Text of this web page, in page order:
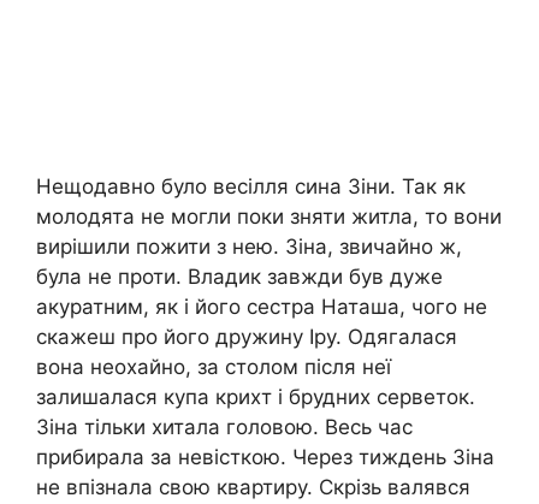
Нещодавно було весілля сина Зіни. Так як
молодята не могли поки зняти житла, то вони
вирішили пожити з нею. Зіна, звичайно ж,
була не проти. Владик завжди був дуже
акуратним, як і його сестра Наташа, чого не
скажеш про його дружину Іру. Одягалася
вона неохайно, за столом після неї
залишалася купа крихт і брудних серветок.
Зіна тільки хитала головою. Весь час
прибирала за невісткою. Через тиждень Зіна
не впізнала свою квартиру. Скрізь валявся